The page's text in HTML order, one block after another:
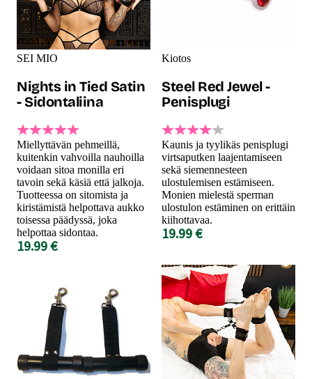
SEI MIO
Nights in Tied Satin
- Sidontaliina
Miellyttävän pehmeillä,
kuitenkin vahvoilla nauhoilla
voidaan sitoa monilla eri
tavoin sekä käsiä että jalkoja.
Tuotteessa on sitomista ja
kiristämistä helpottava aukko
toisessa päädyssä, joka
helpottaa sidontaa.
19.99 €
Kiotos
Steel Red Jewel -
Penisplugi
Kaunis ja tyylikäs penisplugi
virtsaputken laajentamiseen
sekä siemennesteen
ulostulemisen estämiseen.
Monien mielestä sperman
ulostulon estäminen on erittäin
kiihottavaa.
19.99 €